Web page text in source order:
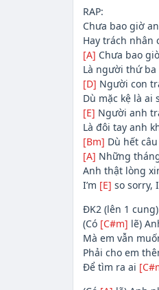
RAP:
Chưa bao giờ
Hay trách nhân
[A] Chưa bao
Là người thứ
[D] Người con
Dù mặc kệ là ai
[E] Người anh
Là đôi tay anh
[Bm] Dù hết
[A] Những
Anh thật lòng
I’m [E] so sorry,
ĐK2 (lên 1
(Có [C#m] lẽ)
Mà em vẫn
Phải cho em
Để tìm ra ai